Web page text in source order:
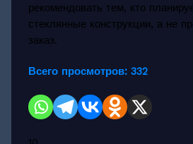
рекомендовать тем, кто
стеклянные конструкции, а не
заказ.
Всего просмотров: 332